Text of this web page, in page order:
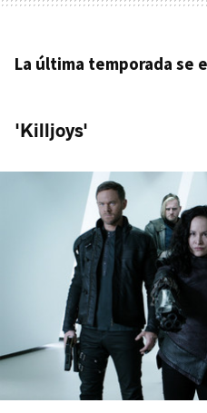
La última temporada se
'Killjoys'